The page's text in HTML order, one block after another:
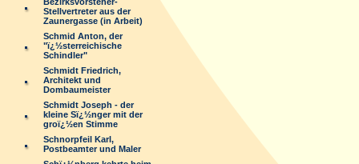
Stellvertreter aus der
Zaunergasse (in Arbeit)
Schmid Anton, der
"ï¿½sterreichische
Schindler"
Schmidt Friedrich,
Architekt und
Dombaumeister
Schmidt Joseph - der
kleine Sï¿½nger mit der
groï¿½en Stimme
Schnorpfeil Karl,
Postbeamter und Maler